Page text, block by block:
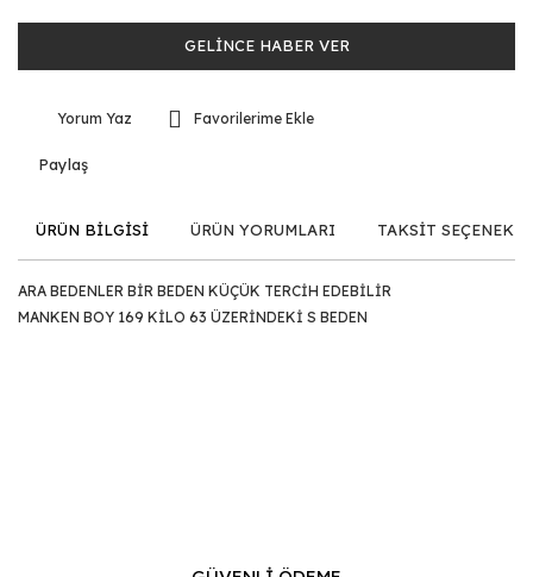
GELİNCE HABER VER
Yorum Yaz
Paylaş
ÜRÜN BİLGİSİ ÜRÜN YORUMLARI TAKSİT
ARA BEDENLER BİR BEDEN KÜÇÜK TERCİH EDEBİLİR
MANKEN BOY 169 KİLO 63 ÜZERİNDEKİ S BEDEN